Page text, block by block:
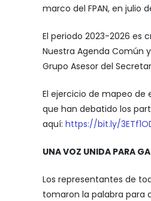
marco del FPAN, en julio
El periodo 2023-2026 es
Nuestra Agenda Común
Grupo Asesor del
El ejercicio de mapeo de
que han debatido los
aquí: https://bit.ly/
UNA VOZ UNIDA PARA
Los representantes de
tomaron la palabra para